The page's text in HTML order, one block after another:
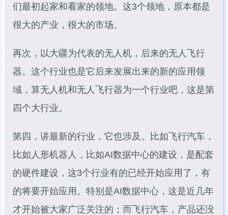
们最初起家和看家的领地。这3个领地，原本都是
很大的产业，很大的市场。
再次，以大疆为代表的无人机，后来的无人飞行
器。这个行业也是它后来发展出来的新的应用领
域，算无人机和无人飞行器为一个行业吧，这是第
四个大行业。
第四，讲最新的行业，它也涉及。比如飞行汽车，
比如人形机器人，比如AI数据中心的建设，是配套
的硬件建设，这3个行业有的已经开始应用了，有
的将要开始应用。特别是AI数据中心，这是近几年
才开始被大家广泛关注的；而飞行汽车，产品还没